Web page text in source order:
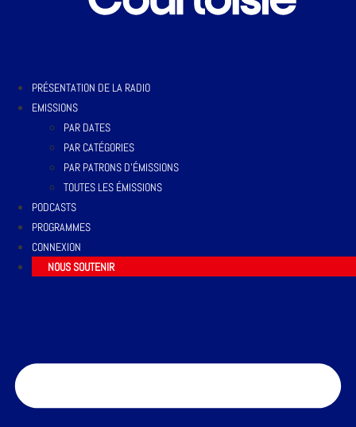
PRÉSENTATION DE LA RADIO
EMISSIONS
PAR DATES
PAR CATÉGORIES
PAR PATRONS D’ÉMISSIONS
TOUTES LES ÉMISSIONS
PODCASTS
PROGRAMMES
CONNEXION
NOUS SOUTENIR